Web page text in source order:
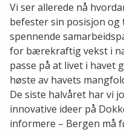
Vi ser allerede nå
befester sin posisjon
spennende
for bærekraftig vekst i
passe på at livet i havet
høste av havets
De siste halvåret har vi
innovative ideer på
informere – Bergen må